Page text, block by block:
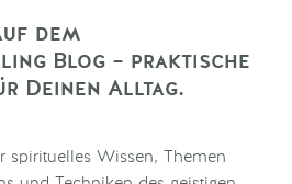
dem
Blog – praktische
Deinen Alltag.
spirituelles Wissen, Themen